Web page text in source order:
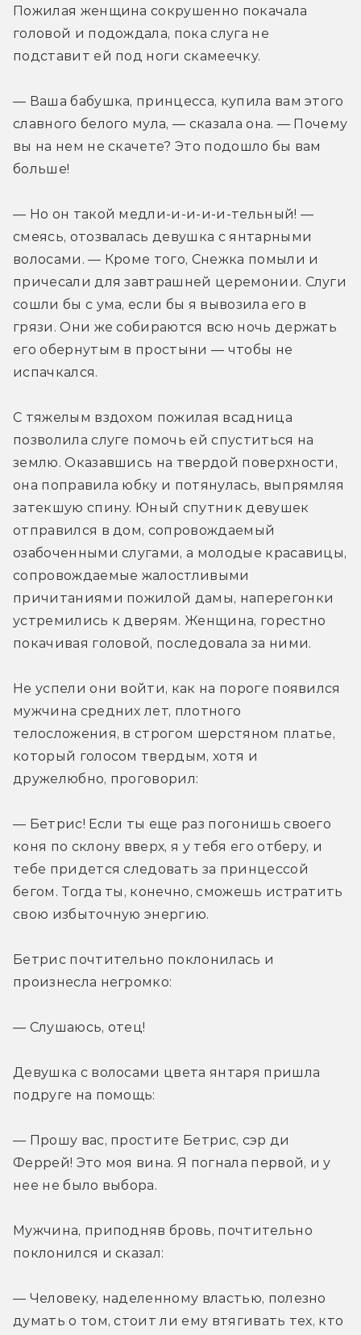
Пожилая женщина сокрушенно покачала
головой и подождала, пока слуга не
подставит ей под ноги скамеечку.
— Ваша бабушка, принцесса, купила вам этого
славного белого мула, — сказала она. — Почему
вы на нем не скачете? Это подошло бы вам
больше!
— Но он такой медли-и-и-и-и-тельный! —
смеясь, отозвалась девушка с янтарными
волосами. — Кроме того, Снежка помыли и
причесали для завтрашней церемонии. Слуги
сошли бы с ума, если бы я вывозила его в
грязи. Они же собираются всю ночь держать
его обернутым в простыни — чтобы не
испачкался.
С тяжелым вздохом пожилая всадница
позволила слуге помочь ей спуститься на
землю. Оказавшись на твердой поверхности,
она поправила юбку и потянулась, выпрямляя
затекшую спину. Юный спутник девушек
отправился в дом, сопровождаемый
озабоченными слугами, а молодые красавицы,
сопровождаемые жалостливыми
причитаниями пожилой дамы, наперегонки
устремились к дверям. Женщина, горестно
покачивая головой, последовала за ними.
Не успели они войти, как на пороге появился
мужчина средних лет, плотного
телосложения, в строгом шерстяном платье,
который голосом твердым, хотя и
дружелюбно, проговорил:
— Бетрис! Если ты еще раз погонишь своего
коня по склону вверх, я у тебя его отберу, и
тебе придется следовать за принцессой
бегом. Тогда ты, конечно, сможешь истратить
свою избыточную энергию.
Бетрис почтительно поклонилась и
произнесла негромко:
— Слушаюсь, отец!
Девушка с волосами цвета янтаря пришла
подруге на помощь:
— Прошу вас, простите Бетрис, сэр ди
Феррей! Это моя вина. Я погнала первой, и у
нее не было выбора.
Мужчина, приподняв бровь, почтительно
поклонился и сказал:
— Человеку, наделенному властью, полезно
думать о том, стоит ли ему втягивать тех, кто